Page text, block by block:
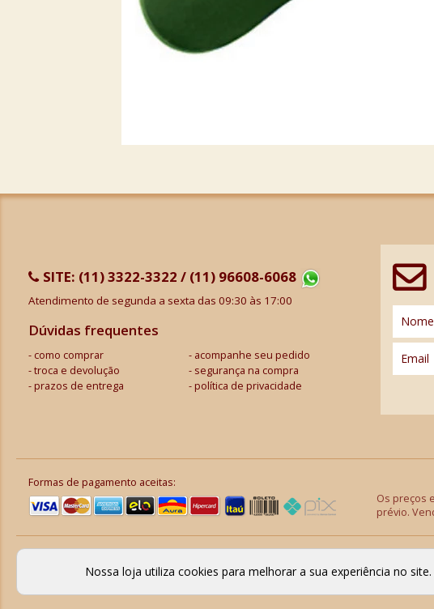
SITE: (11) 3322-3322 / (11) 96608-6068
Atendimento de segunda a sexta das 09:30 às 17:00
Dúvidas frequentes
como comprar
acompanhe seu pedido
troca e devolução
segurança na compra
prazos de entrega
política de privacidade
Nome
Email
Formas de pagamento aceitas:
Os preços
prévio.
Nossa loja utiliza cookies para melhorar a sua experiência no